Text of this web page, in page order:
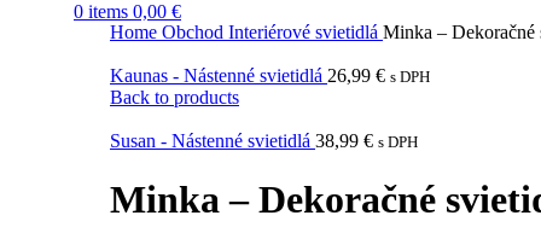
0 items 0,00 €
Home Obchod Interiérové svietidlá Minka – Dekoračné
Kaunas - Nástenné svietidlá 26,99 € s DPH
Back to products
Susan - Nástenné svietidlá 38,99 € s DPH
Minka – Dekoračné